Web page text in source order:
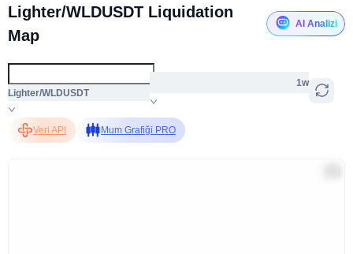
Lighter/WLDUSDT Liquidation
Map
AI Analizi
Lighter/WLDUSDT
1w
Veri API Mum Grafiği PRO